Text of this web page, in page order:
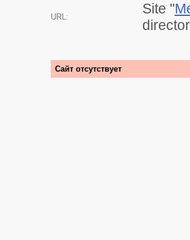
URL:
Site "
Сайт отсутствует